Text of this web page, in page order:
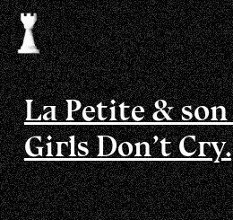
Skip
to
main
content
La Petite &
Girls Don’t Cry.